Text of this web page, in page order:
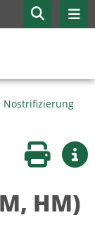
Nostrifizierung
Seite
HM)